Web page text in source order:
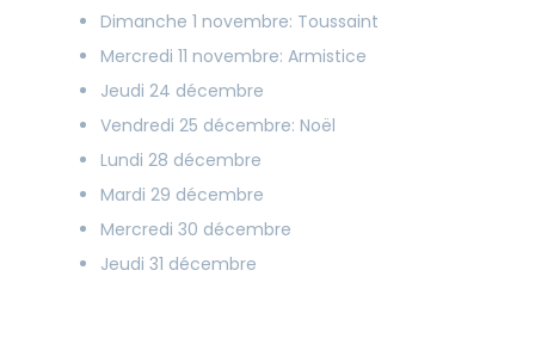
Dimanche 1 novembre: Toussaint
Mercredi 11 novembre: Armistice
Jeudi 24 décembre
Vendredi 25 décembre: Noël
Lundi 28 décembre
Mardi 29 décembre
Mercredi 30 décembre
Jeudi 31 décembre